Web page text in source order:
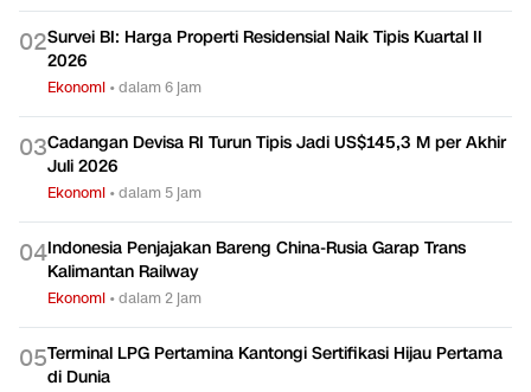
02Survei BI: Harga Properti Residensial Naik Tipis Kuartal II
2026
Ekonomi •dalam 6 jam
03Cadangan Devisa RI Turun Tipis Jadi US$145,3 M per Akhir
Juli 2026
Ekonomi •dalam 5 jam
04Indonesia Penjajakan Bareng China-Rusia Garap Trans
Kalimantan Railway
Ekonomi •dalam 2 jam
05Terminal LPG Pertamina Kantongi Sertifikasi Hijau Pertama
di Dunia